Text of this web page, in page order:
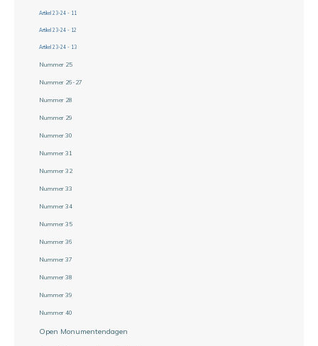
Artikel 23-24 - 11
Artikel 23-24 - 12
Artikel 23-24 - 13
Nummer 25
Nummer 26-27
Nummer 28
Nummer 29
Nummer 30
Nummer 31
Nummer 32
Nummer 33
Nummer 34
Nummer 35
Nummer 36
Nummer 37
Nummer 38
Nummer 39
Nummer 40
Open Monumentendagen